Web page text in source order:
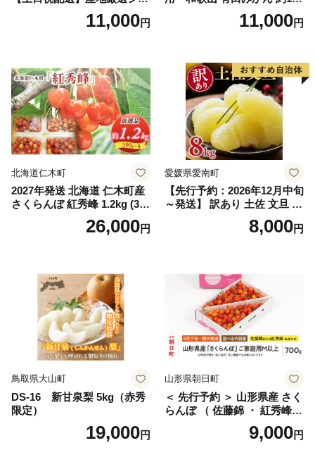
インマスカット1.2kg～1.3kg
（2房～3房）※沖縄・離島配
笛吹市 山梨県 フルーツ 果物
ぶどう 葡萄 大粒 シャインマ
スカット おすすめ シャイン
マスカット 贈答 ギフト 産地
笛吹市 シャインマスカット
笛吹 葡萄 国産 ぶどう 人気
国産 1.2kg 先行｜
11,000円
g (2L、3Lサイズ)【湯浅町】
11,000円
北海道仁木町
2027年発送 北海道 仁木町産
さくらんぼ 紅秀峰 1.2kg (300
g×4パック) Lサイズ以上 旬
桜桃 産地直送 サクランボ チ
26,000円
愛媛県愛南町
【先行予約：2026年12月中旬
～発送】 訳あり 土佐 文旦 8k
g (Mサイズ以上サイズミック
ス) 8000円 わけあり ぶんた
産 農家直送 期間限定 特産品
サイズミックス くらもとフ
ァーム 愛南町 愛媛県
8,000円
鳥取県大山町
DS-16 新甘泉梨 5kg（赤秀
限定）
19,000円
山形県朝日町
＜ 先行予約 ＞ 山形県産 さく
らんぼ （ 佐藤錦 ・ 紅秀峰
） ご家庭用 M以上 700g 【20
26年6月下旬から7月上旬発
9,000円